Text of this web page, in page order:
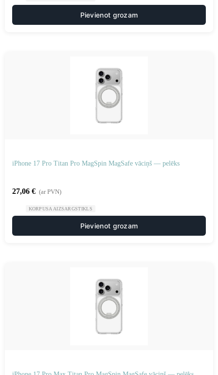
Pievienot grozam
iPhone 17 Pro Titan Pro MagSpin MagSafe vāciņš — pelēks
27,06 € (ar PVN)
KORPUSA AIZSARGSTIKLS
Pievienot grozam